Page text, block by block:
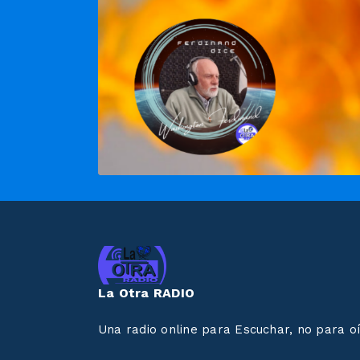
La Otra RADIO
Una radio online para Escuchar, no para